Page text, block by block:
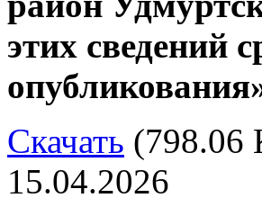
этих сведений
Скачать (798.06
15.04.2026